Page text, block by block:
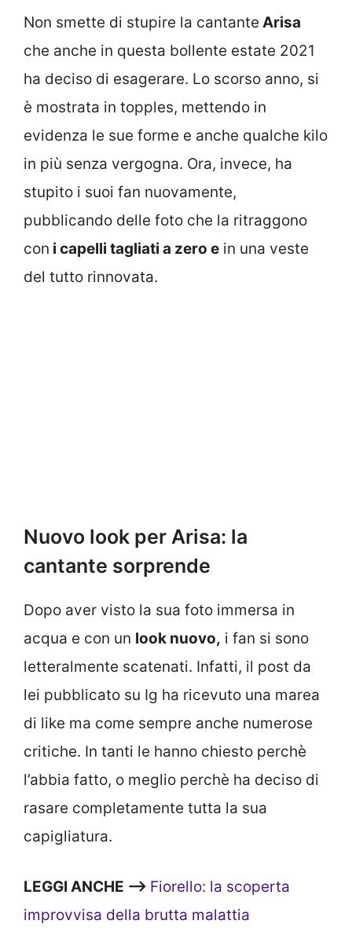
Non smette di stupire la cantante Arisa
che anche in questa bollente estate 2021
ha deciso di esagerare. Lo scorso anno, si
è mostrata in topples, mettendo in
evidenza le sue forme e anche qualche kilo
in più senza vergogna. Ora, invece, ha
stupito i suoi fan nuovamente,
pubblicando delle foto che la ritraggono
con i capelli tagliati a zero e in una veste
del tutto rinnovata.
Nuovo look per Arisa: la
cantante sorprende
Dopo aver visto la sua foto immersa in
acqua e con un look nuovo, i fan si sono
letteralmente scatenati. Infatti, il post da
lei pubblicato su Ig ha ricevuto una marea
di like ma come sempre anche numerose
critiche. In tanti le hanno chiesto perchè
l’abbia fatto, o meglio perchè ha deciso di
rasare completamente tutta la sua
capigliatura.
LEGGI ANCHE —> Fiorello: la scoperta
improvvisa della brutta malattia